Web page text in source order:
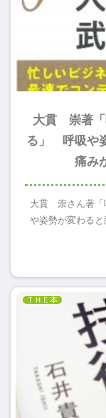
大貫 崇著「
る」 呼吸や
痛み
大貫 崇さん著「
や姿勢が変わる
ＴＨＥ本